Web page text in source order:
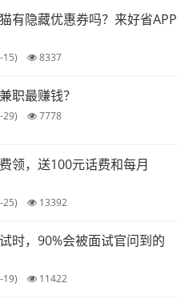
有隐藏优惠券吗？来好省APP
15) 8337
职最赚钱？
29) 7778
领，送100元话费和每月
25) 13392
时，90%会被面试官问到的
19) 11422